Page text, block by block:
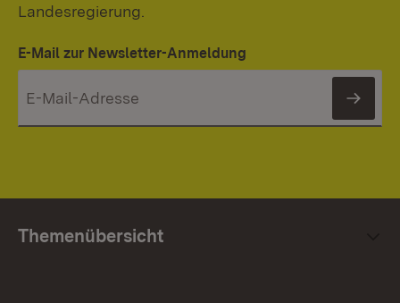
Landesregierung.
E-Mail zur Newsletter-Anmeldung
Themenübersicht